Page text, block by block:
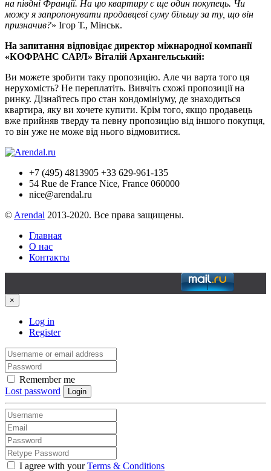
на півдні Франції. На цю квартиру є ще один покупець. Чи
можу я запропонувати продавцеві суму більшу за ту, що він
призначив?» Ігор Т., Мінськ.
На запитання відповідає директор міжнародної компанії
«КОФРАНС САРЛ» Віталій Архангельський:
Ви можете зробити таку пропозицію. Але чи варта того ця
нерухомість? Не переплатіть. Вивчіть схожі пропозиції на
ринку. Дізнайтесь про стан кондомініуму, де знаходиться
квартира, яку ви хочете купити. Крім того, якщо продавець
вже прийняв тверду та певну пропозицію від іншого покупця,
то він уже не може від нього відмовитися.
+7 (495) 4813905 +33 629-961-135
54 Rue de France Nice, France 060000
nice@arendal.ru
© Arendal 2013-2020. Все права защищены.
Главная
О нас
Контакты
×
Log in
Register
Remember me
Lost password
Login
I agree with yourTerms & Conditions